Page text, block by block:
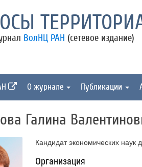
ВолНЦ РАН (сетевое издание)
О журнале Публикации
Галина
Кандидат экономических наук
Организация